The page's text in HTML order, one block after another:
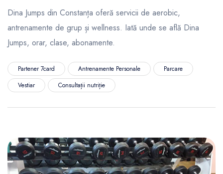
Dina Jumps din Constanța oferă servicii de aerobic,
antrenamente de grup și wellness. Iată unde se află Dina
Jumps, orar, clase, abonamente.
Partener 7card Antrenamente Personale
Parcare
Vestiar
Consultații nutriție